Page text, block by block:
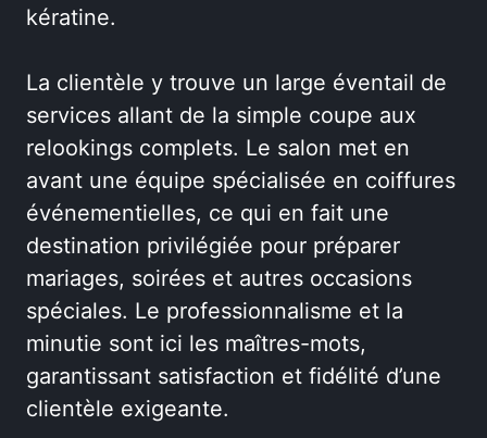
kératine.
La clientèle y trouve un large éventail de
services allant de la simple coupe aux
relookings complets. Le salon met en
avant une équipe spécialisée en coiffures
événementielles, ce qui en fait une
destination privilégiée pour préparer
mariages, soirées et autres occasions
spéciales. Le professionnalisme et la
minutie sont ici les maîtres-mots,
garantissant satisfaction et fidélité d’une
clientèle exigeante.